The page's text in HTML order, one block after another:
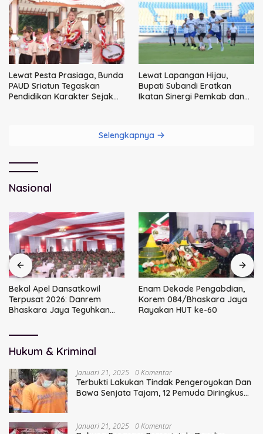
Lewat Pesta Prasiaga, Bunda
PAUD Sriatun Tegaskan
Pendidikan Karakter Sejak
Lewat Lapangan Hijau,
Bupati Subandi Eratkan
Ikatan Sinergi Pemkab dan
Selengkapnya
Nasional
Bekal Apel Dansatkowil
Terpusat 2026: Danrem
Bhaskara Jaya Teguhkan
Enam Dekade Pengabdian,
Korem 084/Bhaskara Jaya
Rayakan HUT ke-60
Hukum & Kriminal
Januari 21, 2025 0 Komentar
Terbukti Lakukan Tindak Pengeroyokan Dan
Bawa Senjata Tajam, 12 Pemuda Diringkus
Januari 21, 2025 0 Komentar